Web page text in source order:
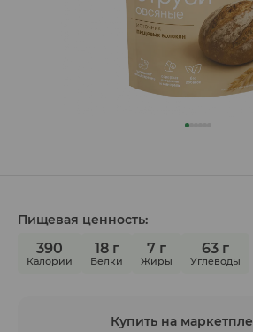
Пищевая ценность:
390
Калории
18 г
Белки
7 г
Жиры
63 г
Углеводы
Купить на